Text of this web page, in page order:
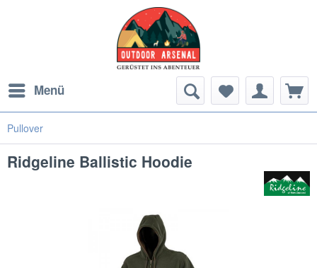
Menü
Pullover
Ridgeline Ballistic Hoodie